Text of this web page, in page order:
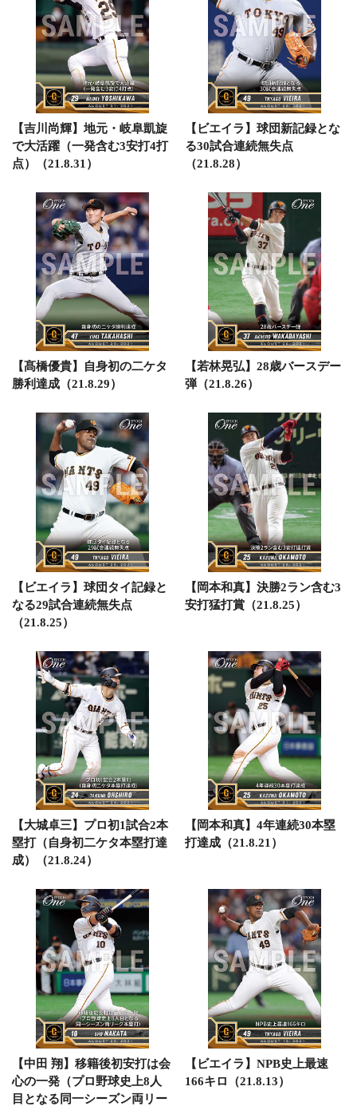
【吉川尚輝】地元・岐阜凱旋
で大活躍（一発含む3安打4打
点）（21.8.31）
【ビエイラ】球団新記録とな
る30試合連続無失点
（21.8.28）
【髙橋優貴】自身初の二ケタ
勝利達成（21.8.29）
【若林晃弘】28歳バースデー
弾（21.8.26）
【ビエイラ】球団タイ記録と
なる29試合連続無失点
（21.8.25）
【岡本和真】決勝2ラン含む3
安打猛打賞（21.8.25）
【大城卓三】プロ初1試合2本
塁打（自身初二ケタ本塁打達
成）（21.8.24）
【岡本和真】4年連続30本塁
打達成（21.8.21）
【中田 翔】移籍後初安打は会
心の一発（プロ野球史上8人
目となる同一シーズン両リー
【ビエイラ】NPB史上最速
166キロ（21.8.13）